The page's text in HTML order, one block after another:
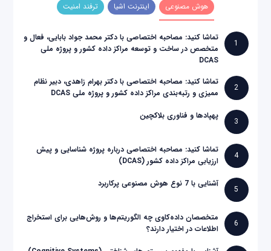
هوش مصنوعی اینترنت اشیا ترفند امنیت
1
تماشا کنید: مصاحبه اختصاصی با دکتر محمد جواد بابایی، فعال و
متخصص در ساخت و توسعه مراکز داده کشور و پروژه ملی
DCAS
2
تماشا کنید: مصاحبه اختصاصی با دکتر بهرام زاهدی، دبیر نظام
ممیزی و رتبه‌بندی مراکز داده کشور و پروژه ملی DCAS
3
پهپادها و فناوری بلاکچین
4
تماشا کنید: مصاحبه اختصاصی درباره پروژه شناسایی و پیش
ارزیابی مراکز داده کشور (DCAS)
5
آشنایی با 7 نوع هوش مصنوعی پرکاربرد
6
متخصصان داده‌کاوی چه الگوریتم‌ها و روش‌هایی برای استخراج
اطلاعات در اختیار دارند؟